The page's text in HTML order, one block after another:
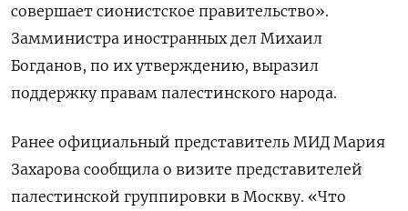
совершает сионистское правительство».
Замминистра иностранных дел Михаил
Богданов, по их утверждению, выразил
поддержку правам палестинского народа.
Ранее официальный представитель МИД Мария
Захарова сообщила о визите представителей
палестинской группировки в Москву. «Что